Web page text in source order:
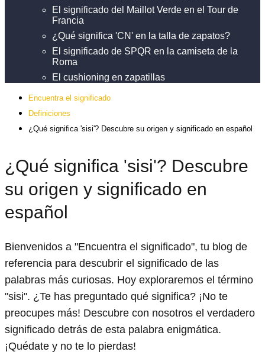
El significado del Maillot Verde en el Tour de
Francia
¿Qué significa 'CN' en la talla de zapatos?
El significado de SPQR en la camiseta de la
Roma
El cushioning en zapatillas
Encuentra el significado
Definiciones
¿Qué significa 'sisi'? Descubre su origen y significado en español
¿Qué significa 'sisi'? Descubre
su origen y significado en
español
Bienvenidos a "Encuentra el significado", tu blog de
referencia para descubrir el significado de las
palabras más curiosas. Hoy exploraremos el término
"sisi". ¿Te has preguntado qué significa? ¡No te
preocupes más! Descubre con nosotros el verdadero
significado detrás de esta palabra enigmática.
¡Quédate y no te lo pierdas!